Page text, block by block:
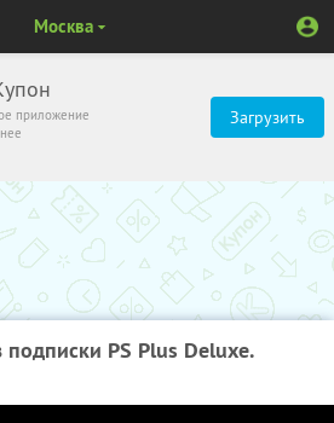
приложение
Загрузить
Москва
PS Plus Deluxe.